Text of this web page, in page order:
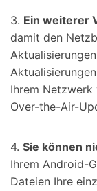
3. Ein weiterer
damit den
Ihrem
Over-the-Air-
4. Sie können
Ihrem Android-
Dateien Ihre